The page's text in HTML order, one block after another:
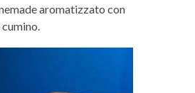
aromatizzato con